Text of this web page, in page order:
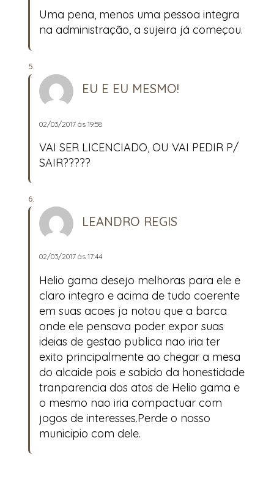
Uma pena, menos uma pessoa integra
na administração, a sujeira já começou.
EU E EU MESMO!
02/03/2017 às 19:58
VAI SER LICENCIADO, OU VAI PEDIR P/
SAIR?????
LEANDRO REGIS
02/03/2017 às 17:44
Helio gama desejo melhoras para ele e
claro integro e acima de tudo coerente
em suas acoes ja notou que a barca
onde ele pensava poder expor suas
ideias de gestao publica nao iria ter
exito principalmente ao chegar a mesa
do alcaide pois e sabido da honestidade
tranparencia dos atos de Helio gama e
o mesmo nao iria compactuar com
jogos de interesses.Perde o nosso
municipio com dele.